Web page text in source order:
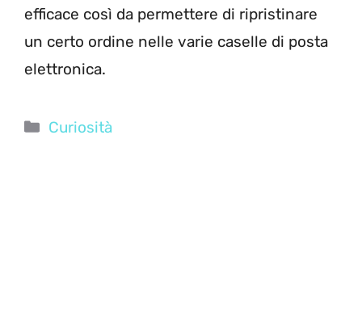
efficace così da permettere di ripristinare
un certo ordine nelle varie caselle di posta
elettronica.
Categorie
Curiosità